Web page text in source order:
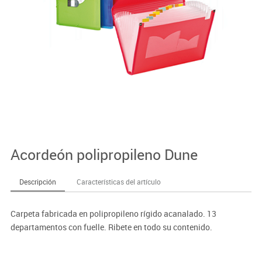
Acordeón polipropileno Dune
Descripción Características del artículo
Carpeta fabricada en polipropileno rígido acanalado. 13
departamentos con fuelle. Ribete en todo su contenido.